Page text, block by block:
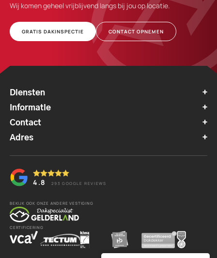
Wij komen geheel vrijblijvend langs bij jou op locatie.
GRATIS DAKINSPECTIE CONTACT OPNEMEN
Diensten
Informatie
Contact
Adres
4.8 293 GOOGLE REVIEWS
BEKIJK OOK ONZE ANDERE VESTIGING
CERTIFICERING